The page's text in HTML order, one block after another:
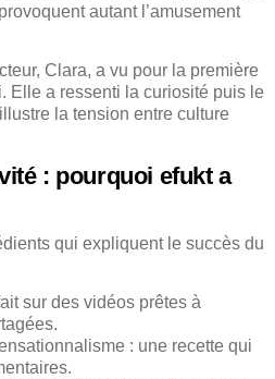
autant l’amusement
Clara, a vu pour la première
Elle a ressenti la curiosité puis le
la tension entre culture
: pourquoi efukt a
qui expliquent le succès du
sur des vidéos prêtes à
: une recette qui